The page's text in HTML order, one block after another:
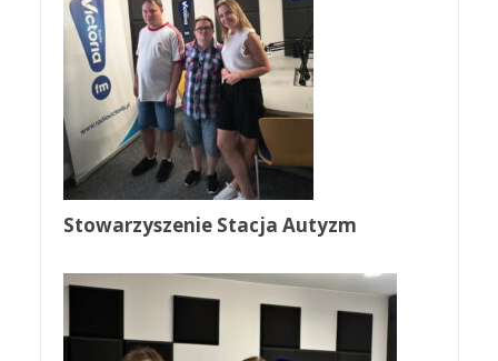
Stowarzyszenie Stacja Autyzm